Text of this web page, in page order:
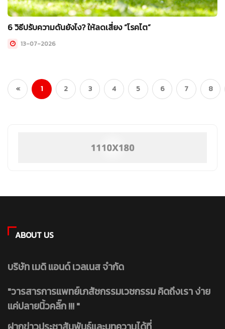
6 วิธีปรับความดันยังไง? ให้ลดเสี่ยง “โรคไต”
13-07-2026
« 1(current)
2 3 4 5 6 7 8
ABOUT US
บริษัท เมดิ แอนด์ เวลเนส จำกัด
"วารสารการแพทย์เภสัชกรรมเวชกรรม คิดถึงเรา ง่าย
แค่ปลายนิ้วคลิ๊ก !!! "